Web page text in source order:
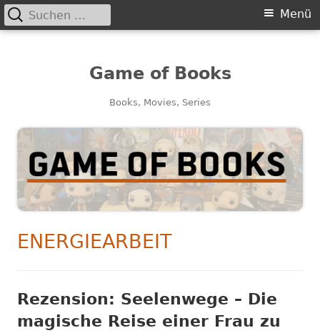
Game of Books
Books, Movies, Series
Primäres
Menü
Suchen
nach:
SCHLAGWORT:
ENERGIEARBEIT
Rezension: Seelenwege – Die
magische Reise einer Frau zu